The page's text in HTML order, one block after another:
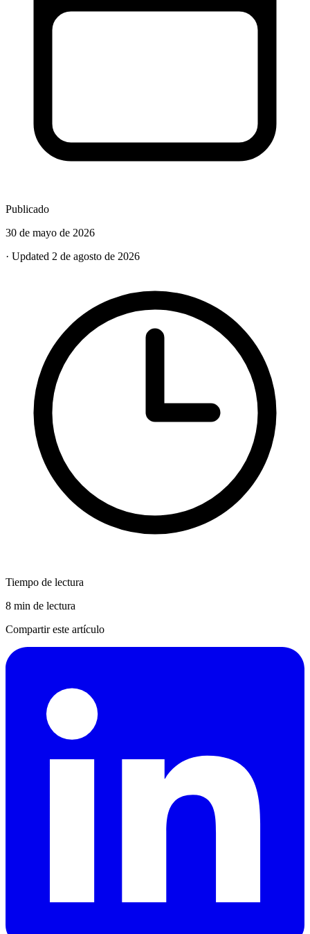
Publicado
30 de mayo de 2026
· Updated 2 de agosto de 2026
Tiempo de lectura
8 min de lectura
Compartir este artículo